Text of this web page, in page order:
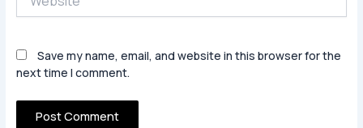
Save my name, email, and website in this browser for the
next time I comment.